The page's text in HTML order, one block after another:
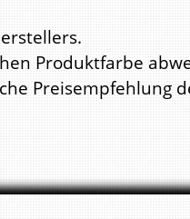
Produktfarbe
Preisempfehlung